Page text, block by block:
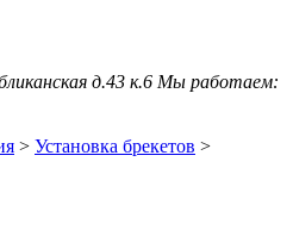
д.43 к.6 Мы работаем:
> Установка брекетов >